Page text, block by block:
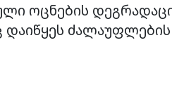
ოცნების
ძალაუფლების